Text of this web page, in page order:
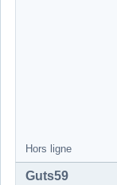
Hors ligne
Guts59